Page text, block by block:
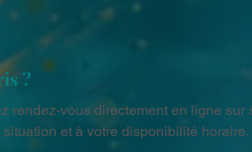
?
rendez-vous directement en ligne sur
et à votre disponibilité horaire.